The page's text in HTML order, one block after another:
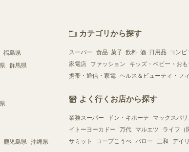
福島県
群馬県
鹿児島県 沖縄県
カテゴリから探す
スーパー 食品･菓子･飲料･酒･日用品･コンビ
家電店
ファッション キッズ・ベビー・おも
携帯・通信・家電 ヘルス＆ビューティ・フ
よく行くお店から探す
業務スーパー ドン・キホーテ マックスバリ
イトーヨーカドー
万代 マルエツ ライフ（
サミット
コープこうべ バロー 三和 デイ